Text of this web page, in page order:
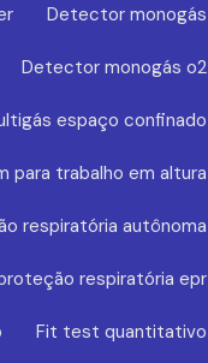
Detector monogás
Detector monogás o2
espaço confinado
para trabalho em altura
respiratória autônoma
respiratória epr
Fit test quantitativo